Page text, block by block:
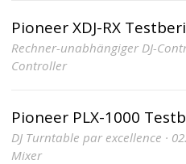
Pioneer XDJ-RX
Rechner-unabhängiger DJ-
Controller
Pioneer PLX-1000
DJ Turntable par excellence ·
Mixer